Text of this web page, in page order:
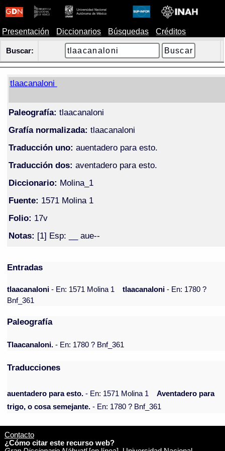
Presentación Diccionarios Búsquedas Créditos
Buscar:
tlaacanaloni
Paleografía: tlaacanaloni
Grafía normalizada: tlaacanaloni
Traducción uno: auentadero para esto.
Traducción dos: aventadero para esto.
Diccionario: Molina_1
Fuente: 1571 Molina 1
Folio: 17v
Notas: [1] Esp: __ aue--
Entradas
tlaacanaloni- En: 1571 Molina 1 tlaacanaloni- En: 1780 ?
Bnf_361
Paleografía
Tlaacanaloni. - En: 1780 ? Bnf_361
Traducciones
auentadero para esto. - En: 1571 Molina 1
Aventadero para
trigo, o cosa semejante. - En: 1780 ? Bnf_361
Contacto
¿Cómo citar este recurso web?